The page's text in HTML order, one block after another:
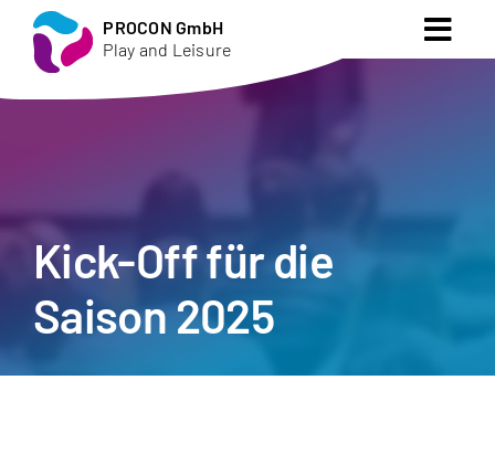
Zum
Inhalt
PROCON GmbH
Play and Leisure
Startseite
Produkte
Aktuelles
Kick-Off für die
Saison 2025